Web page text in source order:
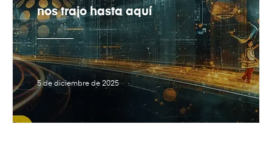
nos trajo hasta aquí
5 de diciembre de 2025